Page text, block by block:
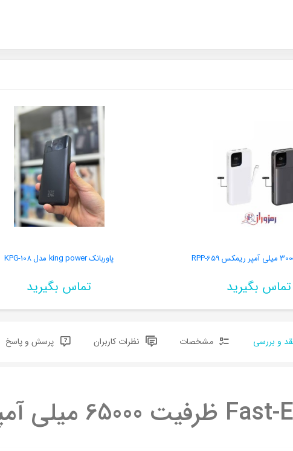
تماس بگیرید
پاوربانک king power مدل KPG-108
تماس بگیرید
و بررسی مشخصات نظرات کاربران پرسش و پاسخ